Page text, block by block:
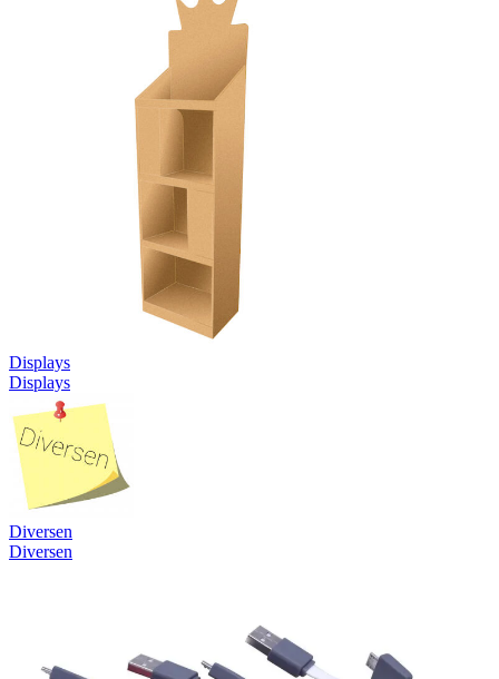
Displays
Displays
Diversen
Diversen